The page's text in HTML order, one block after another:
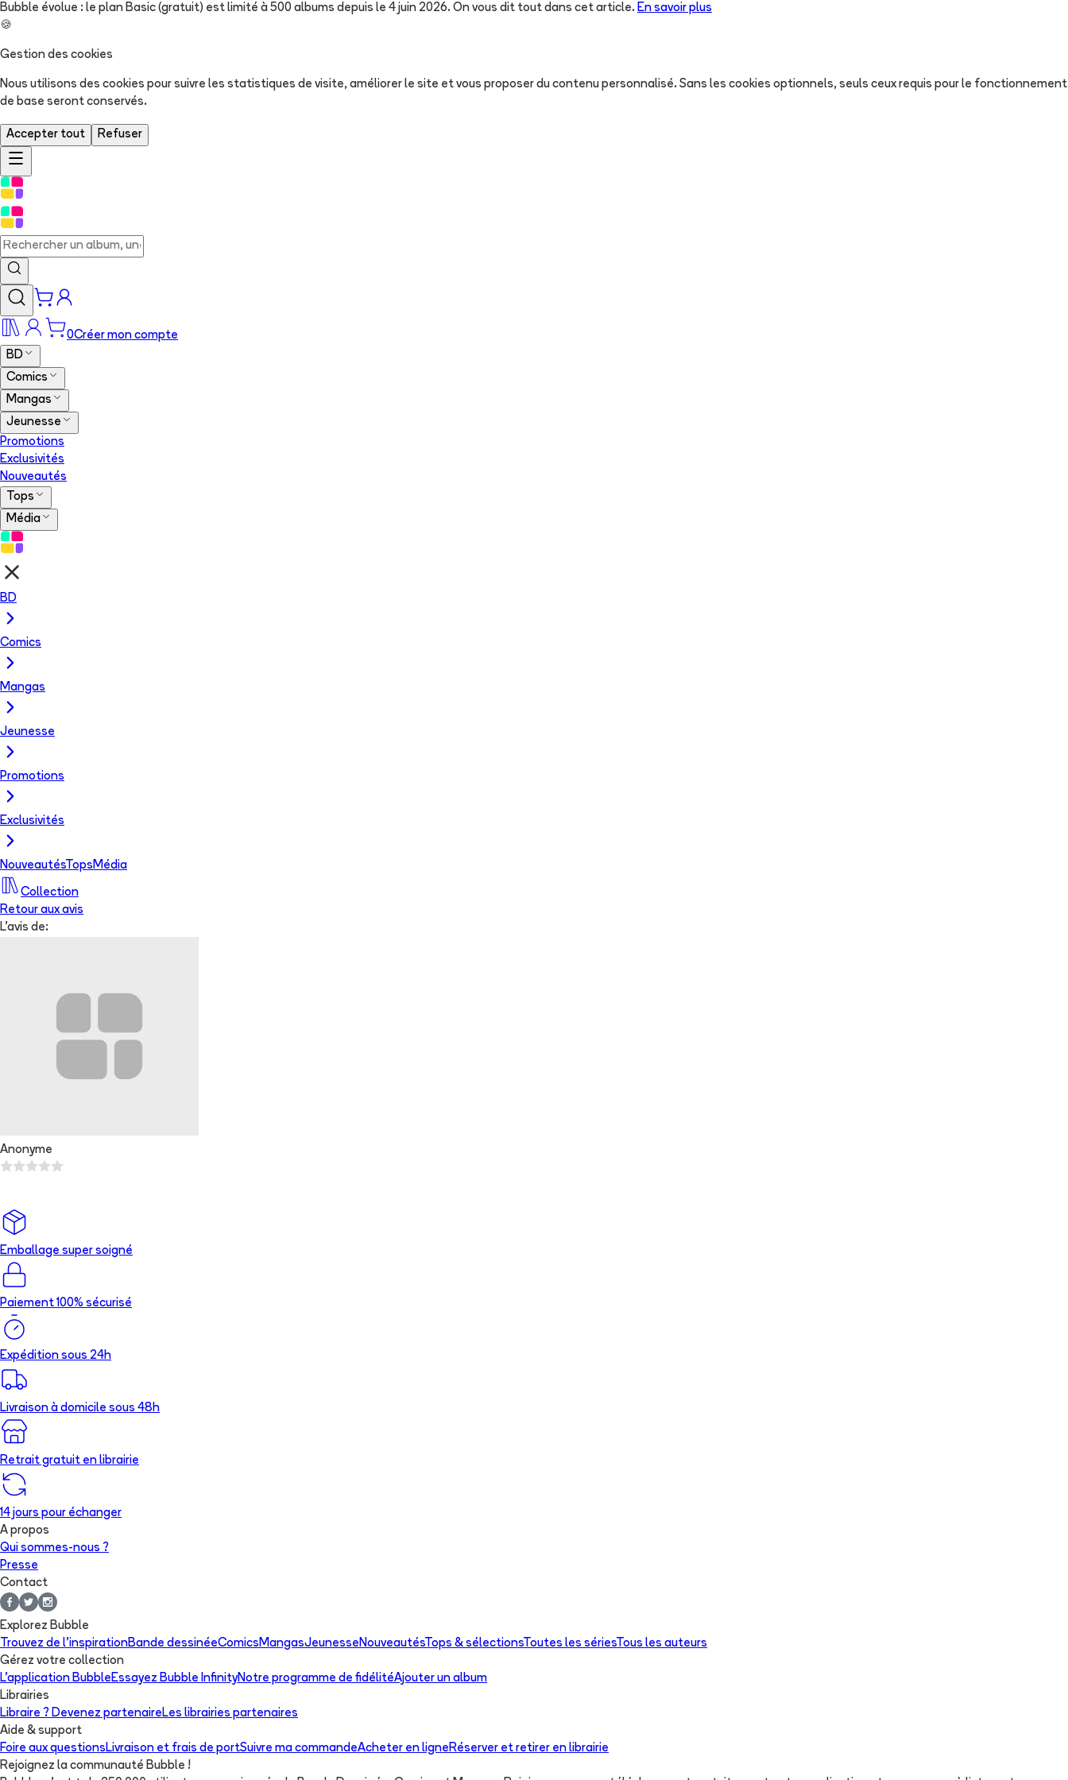
Bubble évolue : le plan Basic (gratuit) est limité à 500 albums depuis le 4 juin 2026. On vous dit tout dans cet article. En savoir plus
🍪
Gestion des cookies
Nous utilisons des cookies pour suivre les statistiques de visite, améliorer le site et vous proposer du contenu personnalisé. Sans les cookies optionnels, seuls ceux requis pour le fonctionnement
de base seront conservés.
Accepter tout Refuser
0Créer mon compte
BD
Comics
Mangas
Jeunesse
Promotions
Exclusivités
Nouveautés
Tops
Média
BD
Comics
Mangas
Jeunesse
Promotions
Exclusivités
NouveautésTops Média
Collection
Retour aux avis
L'avis de:
Anonyme
Emballage super soigné
Paiement 100% sécurisé
Expédition sous 24h
Livraison à domicile sous 48h
Retrait gratuit en librairie
14 jours pour échanger
A propos
Qui sommes-nous ?
Presse
Contact
Explorez Bubble
Trouvez de l'inspirationBande dessinéeComics MangasJeunesse NouveautésTops & sélectionsToutes les sériesTous les auteurs
Gérez votre collection
L'application Bubble Essayez Bubble InfinityNotre programme de fidélitéAjouter un album
Librairies
Libraire ? Devenez partenaire Les librairies partenaires
Aide & support
Foire aux questions Livraison et frais de portSuivre ma commandeAcheter en ligne Réserver et retirer en librairie
Rejoignez la communauté Bubble !